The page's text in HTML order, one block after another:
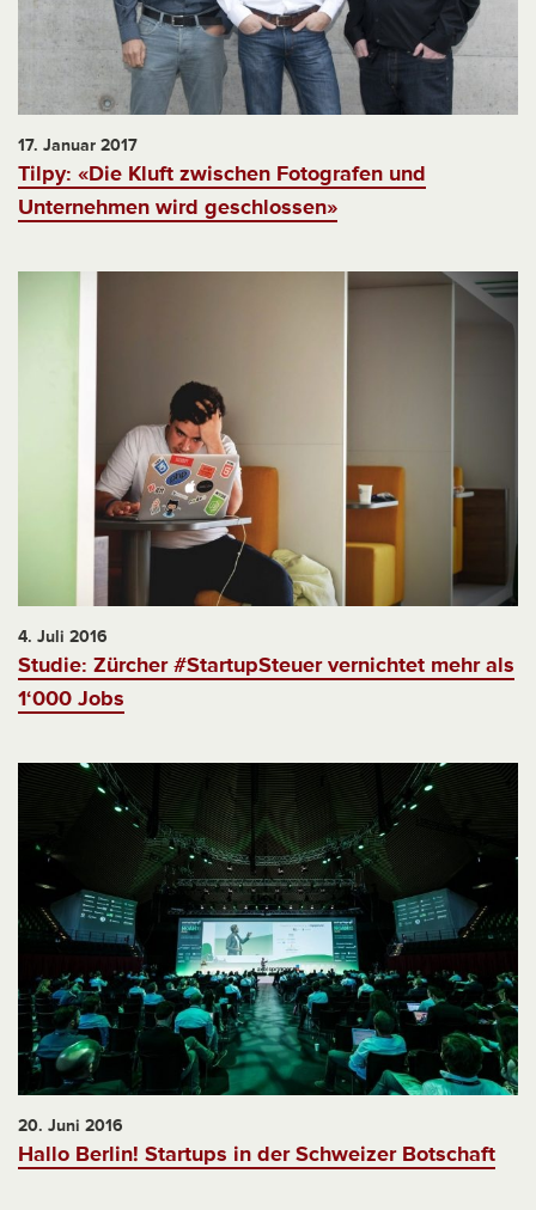
17. Januar 2017
Tilpy: «Die Kluft zwischen Fotografen und
Unternehmen wird geschlossen»
4. Juli 2016
Studie: Zürcher #StartupSteuer vernichtet mehr als
1‘000 Jobs
20. Juni 2016
Hallo Berlin! Startups in der Schweizer Botschaft